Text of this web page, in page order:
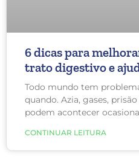
6 dicas para
trato digestivo e
do Lipedema
Todo mundo tem
quando. Azia, gases,
podem acontecer
realmente perturbar a sua
inflamação do Lipedema.
CONTINUAR LEITURA